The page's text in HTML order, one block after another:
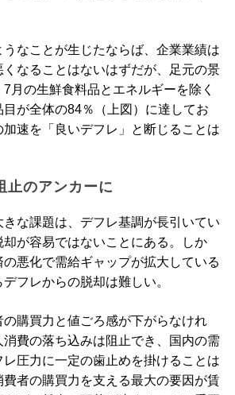
なことが生じたならば、企業業績は
なることはないはずだが、足元の景
月の生鮮食料品とエネルギーを除く
が全体の84％（上図）に達してお
加速を「良いデフレ」と断じることは
止のアンカーに
な課題は、デフレ基調が長引いてい
却が容易ではないことにある。しか
の悪化で需給ギャップが拡大している
フレからの脱却は難しい。
購買力と値ごろ感が下がらなけれ
費の落ち込みは阻止でき、国内の需
圧力に一定の歯止めを掛けることは
者の購買力を支える最大の要因が賃